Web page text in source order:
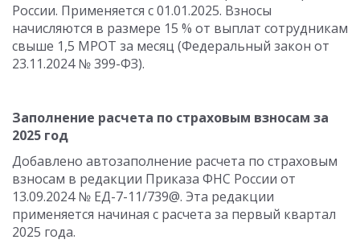
России. Применяется с 01.01.2025. Взносы
начисляются в размере 15 % от выплат сотрудникам
свыше 1,5 МРОТ за месяц (Федеральный закон от
23.11.2024 № 399-ФЗ).
Заполнение расчета по страховым взносам за
2025 год
Добавлено автозаполнение расчета по страховым
взносам в редакции Приказа ФНС России от
13.09.2024 № ЕД-7-11/739@. Эта редакции
применяется начиная с расчета за первый квартал
2025 года.